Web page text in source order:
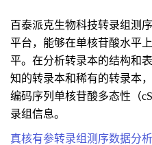
百泰派克生物科技转录组测
平台，能够在单核苷酸水平
平。在分析转录本的结构和
知的转录本和稀有的转录本
编码序列单核苷酸多态性（
录组信息。
真核有参转录组测序数据分